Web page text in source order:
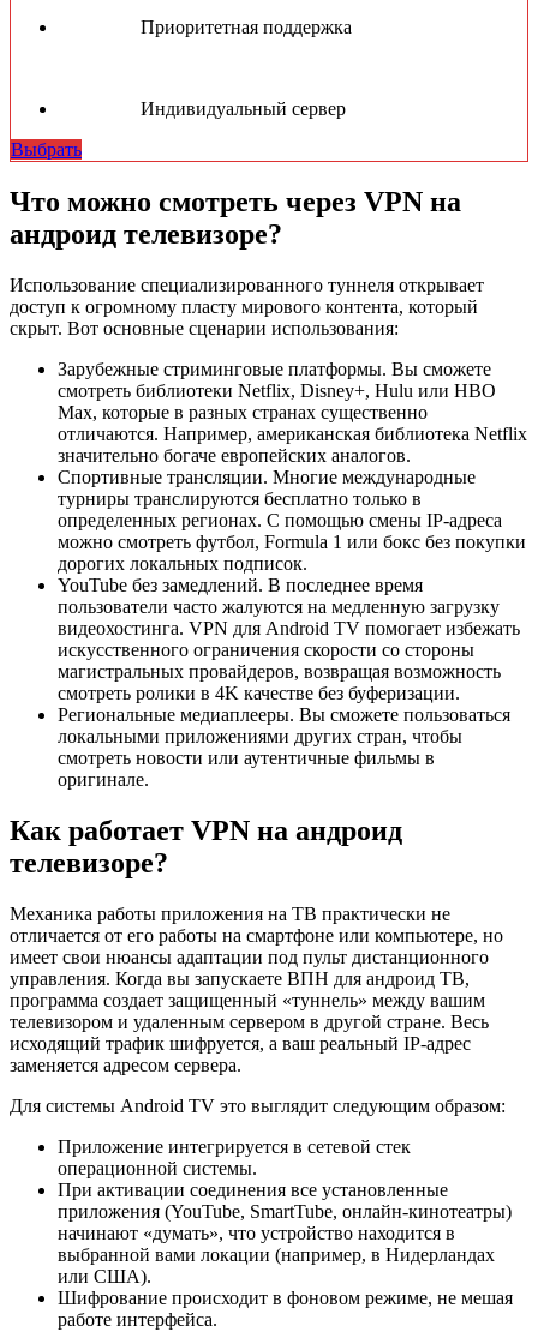
Приоритетная поддержка
Индивидуальный сервер
Выбрать
Что можно смотреть через VPN на
андроид телевизоре?
Использование специализированного туннеля открывает
доступ к огромному пласту мирового контента, который
скрыт. Вот основные сценарии использования:
Зарубежные стриминговые платформы. Вы сможете
смотреть библиотеки Netflix, Disney+, Hulu или HBO
Max, которые в разных странах существенно
отличаются. Например, американская библиотека Netflix
значительно богаче европейских аналогов.
Спортивные трансляции. Многие международные
турниры транслируются бесплатно только в
определенных регионах. С помощью смены IP-адреса
можно смотреть футбол, Formula 1 или бокс без покупки
дорогих локальных подписок.
YouTube без замедлений. В последнее время
пользователи часто жалуются на медленную загрузку
видеохостинга. VPN для Android TV помогает избежать
искусственного ограничения скорости со стороны
магистральных провайдеров, возвращая возможность
смотреть ролики в 4K качестве без буферизации.
Региональные медиаплееры. Вы сможете пользоваться
локальными приложениями других стран, чтобы
смотреть новости или аутентичные фильмы в
оригинале.
Как работает VPN на андроид
телевизоре?
Механика работы приложения на ТВ практически не
отличается от его работы на смартфоне или компьютере, но
имеет свои нюансы адаптации под пульт дистанционного
управления. Когда вы запускаете ВПН для андроид ТВ,
программа создает защищенный «туннель» между вашим
телевизором и удаленным сервером в другой стране. Весь
исходящий трафик шифруется, а ваш реальный IP-адрес
заменяется адресом сервера.
Для системы Android TV это выглядит следующим образом:
Приложение интегрируется в сетевой стек
операционной системы.
При активации соединения все установленные
приложения (YouTube, SmartTube, онлайн-кинотеатры)
начинают «думать», что устройство находится в
выбранной вами локации (например, в Нидерландах
или США).
Шифрование происходит в фоновом режиме, не мешая
работе интерфейса.